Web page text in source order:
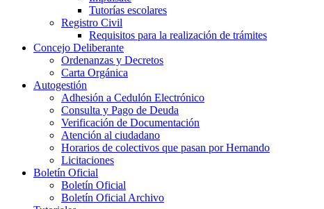
Tutorías escolares
Registro Civil
Requisitos para la realización de trámites
Concejo Deliberante
Ordenanzas y Decretos
Carta Orgánica
Autogestión
Adhesión a Cedulón Electrónico
Consulta y Pago de Deuda
Verificación de Documentación
Atención al ciudadano
Horarios de colectivos que pasan por Hernando
Licitaciones
Boletín Oficial
Boletín Oficial
Boletín Oficial Archivo